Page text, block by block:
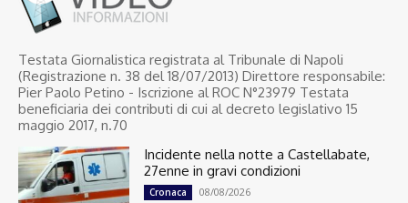
Testata Giornalistica registrata al Tribunale di Napoli
(Registrazione n. 38 del 18/07/2013) Direttore responsabile:
Pier Paolo Petino - Iscrizione al ROC N°23979 Testata
beneficiaria dei contributi di cui al decreto legislativo 15
maggio 2017, n.70
Incidente nella notte a Castellabate,
27enne in gravi condizioni
Cronaca 08/08/2026